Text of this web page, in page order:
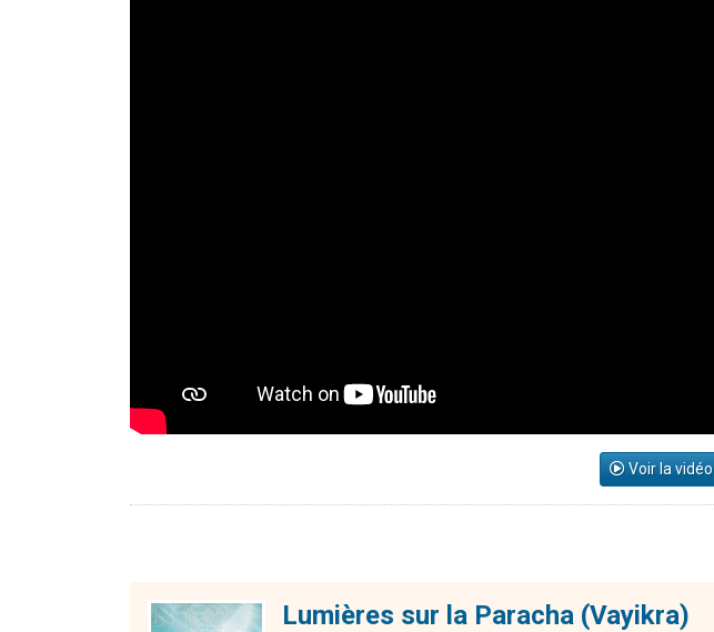
Voir la vidéo
Lumières sur la Paracha (Vayikra)